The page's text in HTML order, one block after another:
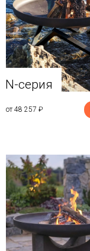
N-серия
от 48 257 ₽